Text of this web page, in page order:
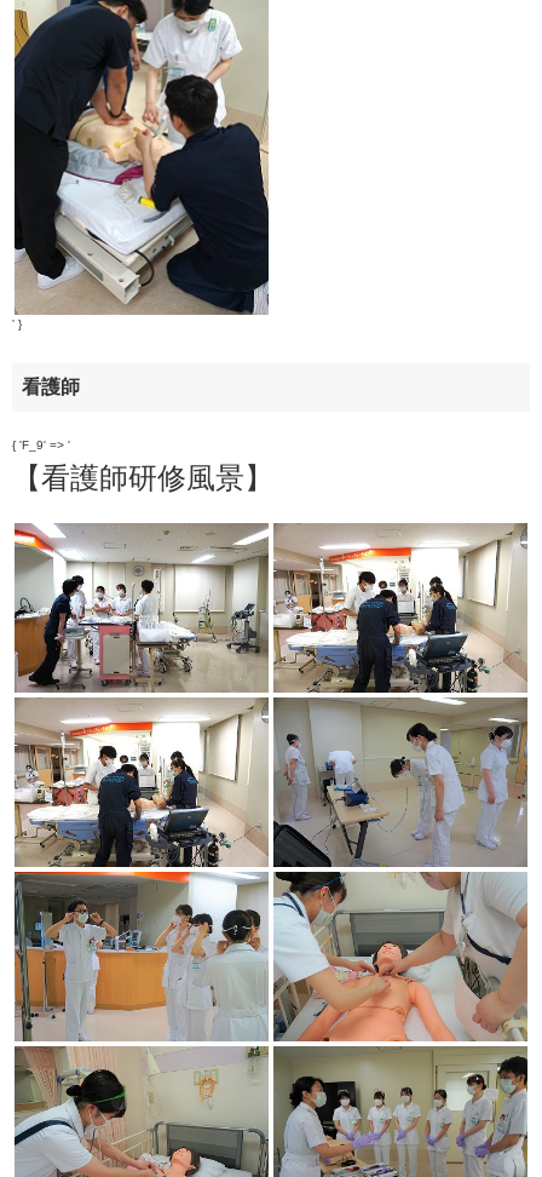
' }
看護師
{ 'F_9' => '
【看護師研修風景】